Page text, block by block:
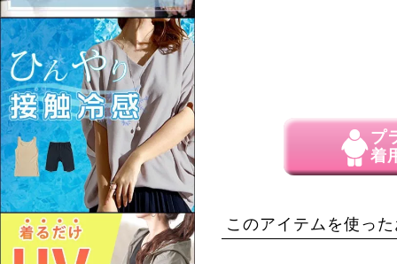
プ
着
このアイテムを使っ